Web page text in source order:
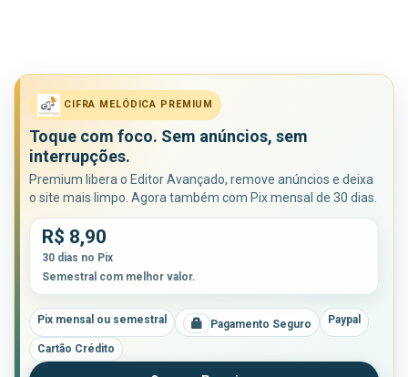
CIFRA MELÓDICA PREMIUM
Toque com foco. Sem anúncios, sem
interrupções.
Premium libera o Editor Avançado, remove anúncios e deixa
o site mais limpo. Agora também com Pix mensal de 30 dias.
R$ 8,90
30 dias no Pix
Semestral com melhor valor.
Pix mensal ou semestral Pagamento Seguro Paypal
Cartão Crédito